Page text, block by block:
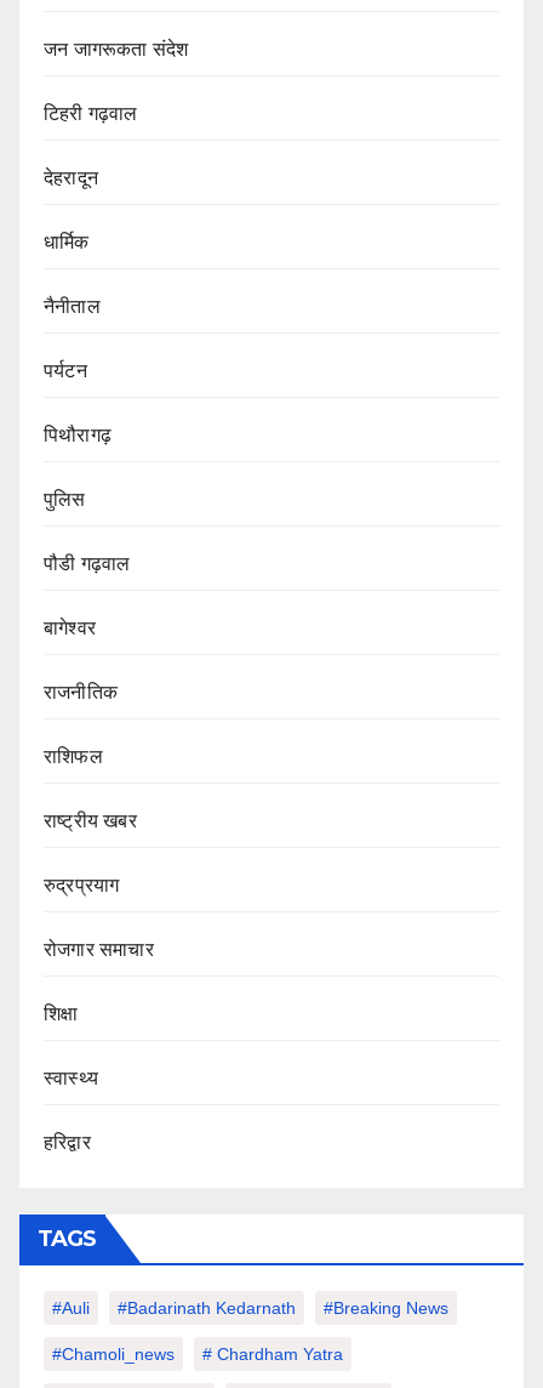
जन जागरूकता संदेश
टिहरी गढ़वाल
देहरादून
धार्मिक
नैनीताल
पर्यटन
पिथौरागढ़
पुलिस
पौडी गढ़वाल
बागेश्वर
राजनीतिक
राशिफल
राष्ट्रीय खबर
रुद्रप्रयाग
रोजगार समाचार
शिक्षा
स्वास्थ्य
हरिद्वार
TAGS
#auli #Badarinath Kedarnath #Breaking News
#chamoli_news # Chardham Yatra